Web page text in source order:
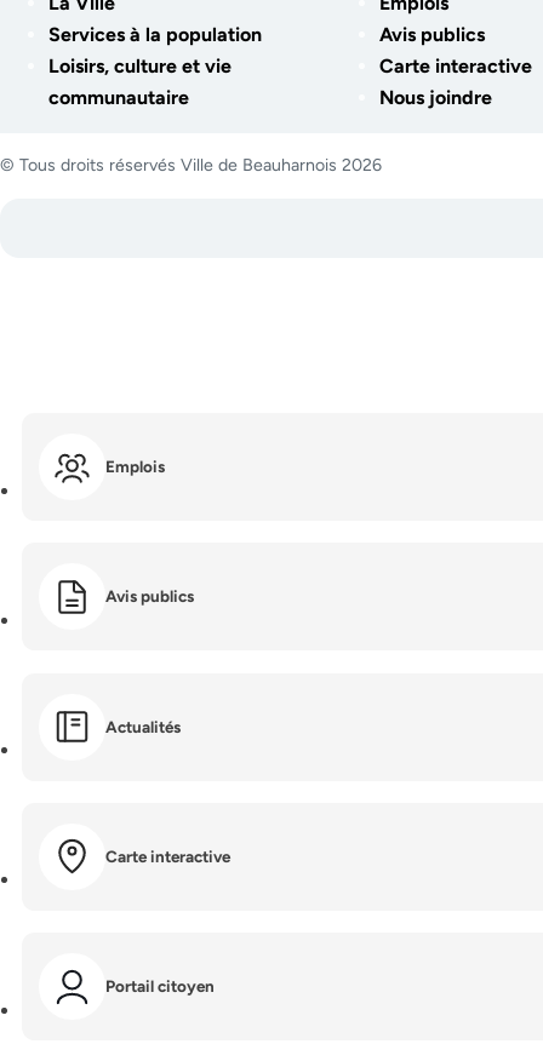
Services à la population
Loisirs, culture et vie
communautaire
Avis publics
Carte interactive
Nous joindre
© Tous droits réservés Ville de Beauharnois 2026
Emplois
Avis publics
Actualités
Carte interactive
Portail citoyen